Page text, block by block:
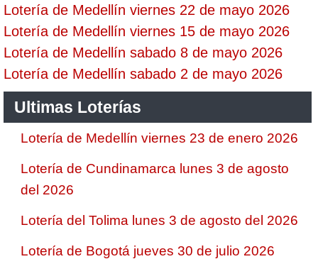
Lotería de Medellín viernes 22 de mayo 2026
Lotería de Medellín viernes 15 de mayo 2026
Lotería de Medellín sabado 8 de mayo 2026
Lotería de Medellín sabado 2 de mayo 2026
Ultimas Loterías
Lotería de Medellín viernes 23 de enero 2026
Lotería de Cundinamarca lunes 3 de agosto
del 2026
Lotería del Tolima lunes 3 de agosto del 2026
Lotería de Bogotá jueves 30 de julio 2026